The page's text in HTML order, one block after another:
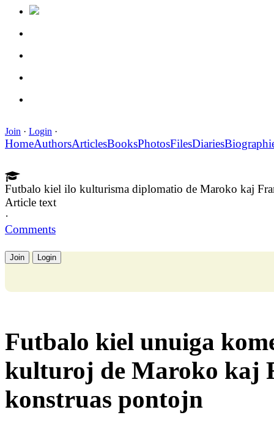
Join · Login ·
HomeAuthorsArticlesBooksPhotosFilesDiaries
Futbalo kiel ilo kulturisma diplomatio de Maroko kaj
Article text
·
Comments
Join Login
Futbalo kiel unuiga
kulturoj de Maroko kaj
konstruas pontojn